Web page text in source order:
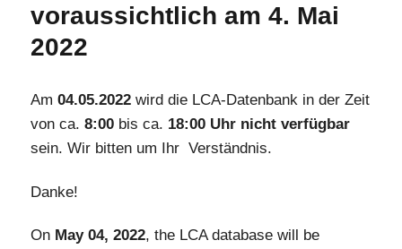
voraussichtlich am 4. Mai
2022
Am04.05.2022 wird die LCA-Datenbank in der Zeit
von ca.8:00 bis ca. 18:00 Uhr nicht verfügbar
sein. Wir bitten um Ihr Verständnis.
Danke!
On May 04, 2022, the LCA database will be